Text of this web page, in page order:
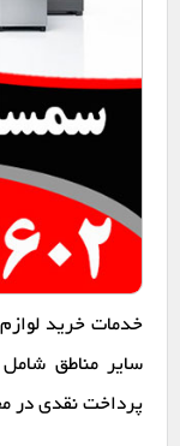
خدمات خرید
سایر مناطق
پرداخت نقدی در